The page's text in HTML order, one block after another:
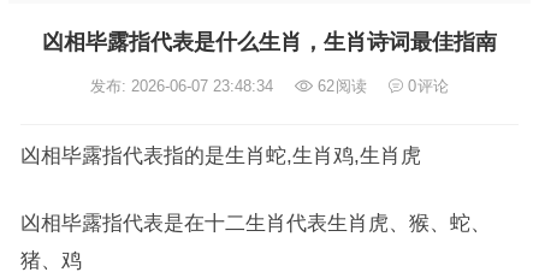
凶相毕露指代表是什么生肖，生肖诗词最佳指南
发布: 2026-06-07 23:48:34 62阅读 0评论
凶相毕露指代表指的是生肖蛇,生肖鸡,生肖虎
凶相毕露指代表是在十二生肖代表生肖虎、猴、蛇、
猪、鸡